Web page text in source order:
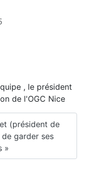
, le président
de l'OGC Nice
(président de
garder ses
»